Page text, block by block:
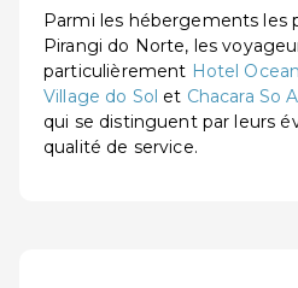
Parmi les hébergements les
Pirangi do Norte, les
particulièrement Hotel
Village do Sol et Chacara So
qui se distinguent par leurs
qualité de service.